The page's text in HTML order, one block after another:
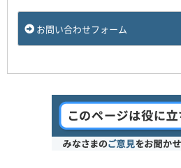
お問い合わせフォーム